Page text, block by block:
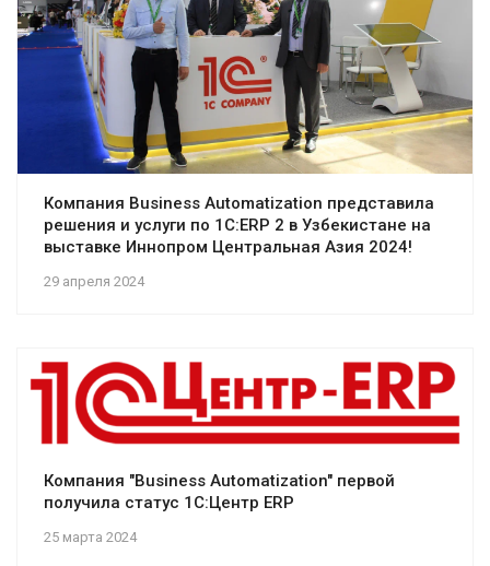
29 апреля 2024
Компания Business Automatization представила
решения и услуги по 1C:ERP 2 в Узбекистане на
выставке Иннопром Центральная Азия 2024!
25 марта 2024
Компания "Business Automatization" первой
получила статус 1С:Центр ERP